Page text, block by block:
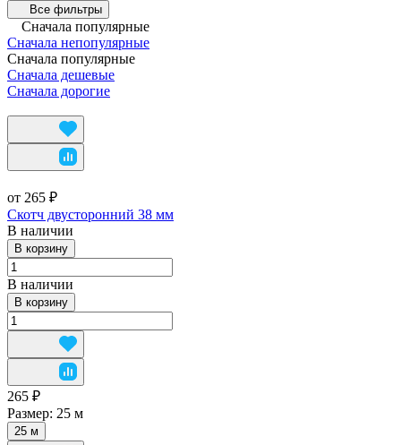
Все фильтры
Сначала популярные
Сначала непопулярные
Сначала популярные
Сначала дешевые
Сначала дорогие
от 265 ₽
Скотч двусторонний 38 мм
В наличии
В корзину
В наличии
В корзину
265 ₽
Размер: 25 м
25 м